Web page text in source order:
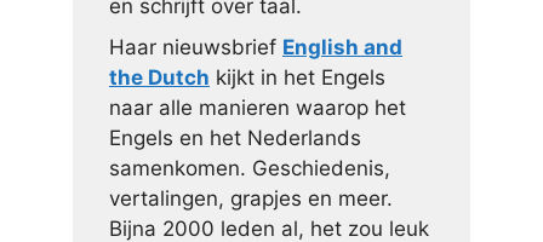
en schrijft over taal.
Haar nieuwsbrief English and
the Dutch kijkt in het Engels
naar alle manieren waarop het
Engels en het Nederlands
samenkomen. Geschiedenis,
vertalingen, grapjes en meer.
Bijna 2000 leden al, het zou leuk